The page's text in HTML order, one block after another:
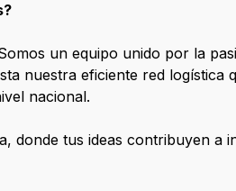
un equipo unido por la
nuestra eficiente red logística
nacional.
donde tus ideas contribuyen a